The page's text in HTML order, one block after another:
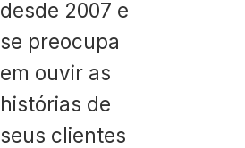
desde 2007 e
se preocupa
em ouvir as
histórias de
seus clientes